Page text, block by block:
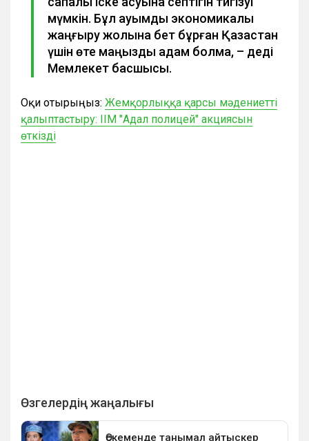
мүмкін. Бұл ауқымды экономикалық
жаңғыру жолына бет бұрған Қазақстан
үшін өте маңызды қадам болмақ, – деді
Мемлекет басшысы.
Оқи отырыңыз: Жемқорлыққа қарсы мәдениетті
қалыптастыру: ІІМ "Адал полицей" акциясын
өткізді